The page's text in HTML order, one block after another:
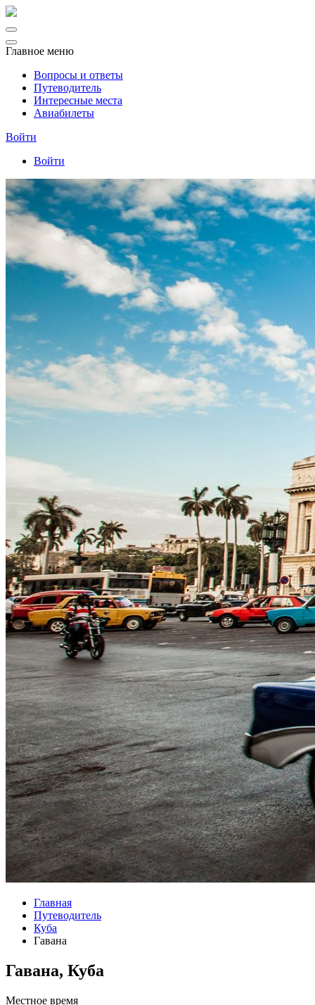
Главное меню
Вопросы и ответы
Путеводитель
Интересные места
Авиабилеты
Войти
Войти
Главная
Путеводитель
Куба
Гавана
Гавана, Куба
Местное время